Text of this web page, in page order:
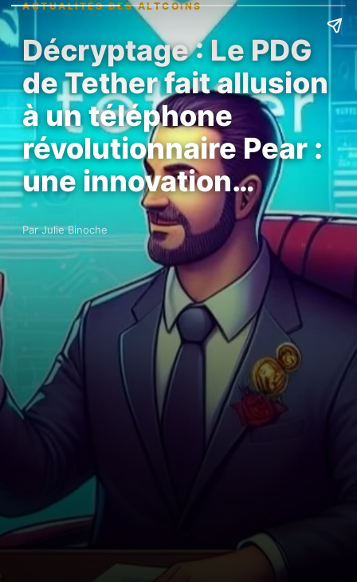
ACTUALITÉS DES ALTCOINS
Décryptage : Le PDG
de Tether fait allusion
à un téléphone
révolutionnaire Pear :
une innovation…
Par Julie Binoche